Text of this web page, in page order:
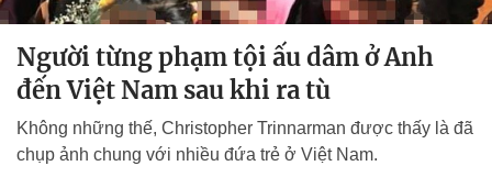
Người từng phạm tội ấu dâm ở Anh
đến Việt Nam sau khi ra tù
Không những thế, Christopher Trinnarman được thấy là đã
chụp ảnh chung với nhiều đứa trẻ ở Việt Nam.